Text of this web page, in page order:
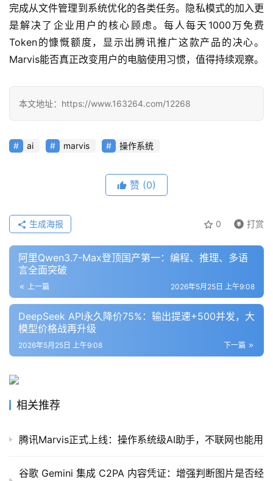
教
程
型
框
完成从文件管理到系统优化的各类任务。隐私模式的加入更
是解决了企业用户的核心顾虑。每人每天1000万免费
Token的慷慨额度，显示出腾讯推广这款产品的决心。
Marvis能否真正改变用户的电脑使用习惯，值得持续观察。
本文地址：https://www.163264.com/12268
ai marvis 操作系统
赞 (0)
0 打赏
生成海报
阿里Qwen3.7-Max登顶国产第一：编程、推理、多语
言全面突破
上一篇 2026年5月25日 上午9:08
DeepSeek API永久降价75%：输出提速+500并发，大
模型价格战再升级
下一篇
2026年5月25日 上午9:08
相关推荐
腾讯Marvis正式上线：操作系统级AI助手，不联网也能用
谷歌 Gemini 集成 C2PA 内容凭证：增强判断图片是否经